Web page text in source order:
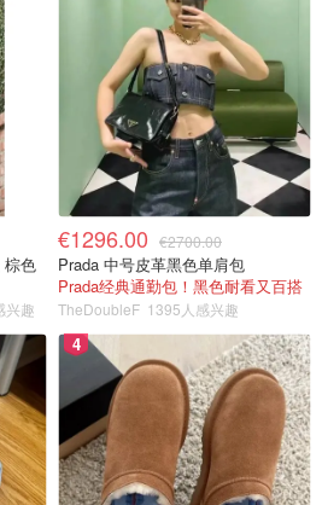
棕色
兴趣
€1296.00 €2700.00
Prada 中号皮革黑色单肩包
Prada经典通勤包！黑色耐看又百搭
TheDoubleF 1395人感兴趣
4